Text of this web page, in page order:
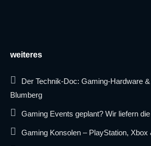
weiteres
Der Technik-Doc: Gaming-Hardware
Blumberg
Gaming Events geplant? Wir liefern
Gaming Konsolen – PlayStation, Xbox